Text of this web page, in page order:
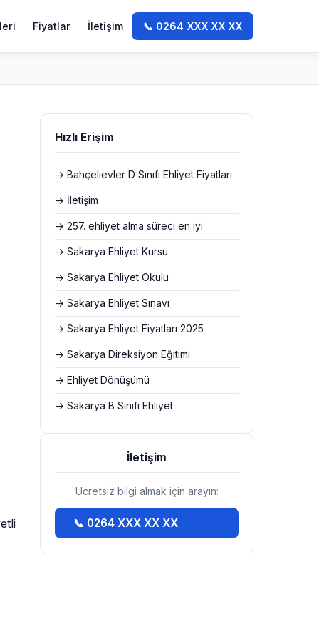
Fiyatlar İletişim 📞 0264 XXX XX XX
Hızlı Erişim
→ Bahçelievler D Sınıfı Ehliyet Fiyatları
→ İletişim
→ 257. ehliyet alma süreci en iyi
→ Sakarya Ehliyet Kursu
→ Sakarya Ehliyet Okulu
→ Sakarya Ehliyet Sınavı
→ Sakarya Ehliyet Fiyatları 2025
→ Sakarya Direksiyon Eğitimi
→ Ehliyet Dönüşümü
→ Sakarya B Sınıfı Ehliyet
İletişim
Ücretsiz bilgi almak için arayın:
📞 0264 XXX XX XX